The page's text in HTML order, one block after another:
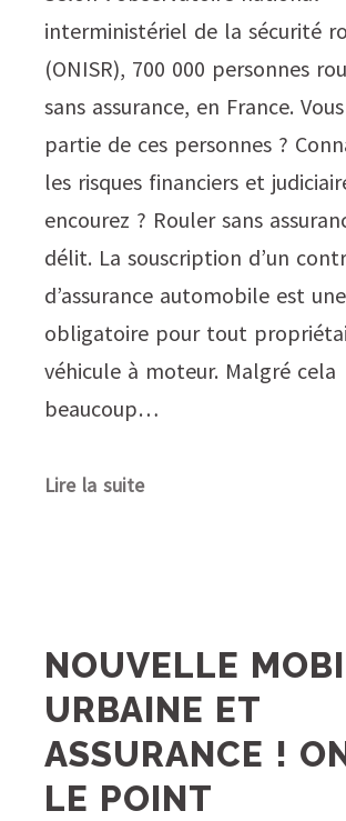
interministériel de la sécurité
(ONISR), 700 000 personnes
sans assurance, en France.
partie de ces personnes ?
les risques financiers et
encourez ? Rouler sans
délit. La souscription d’un
d’assurance automobile est
obligatoire pour tout
véhicule à moteur. Malgré cela
beaucoup…
Lire la suite
NOUVELLE
URBAINE ET
ASSURANCE !
LE POINT